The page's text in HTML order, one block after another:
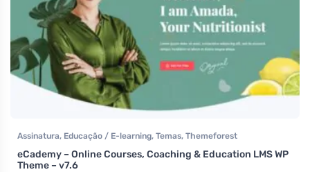
Assinatura, Educação / E-learning, Temas, Themeforest
eCademy – Online Courses, Coaching & Education LMS WP
Theme – v7.6